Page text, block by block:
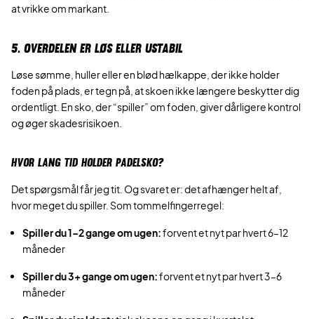
at vrikke om markant.
5. OVERDELEN ER LØS ELLER USTABIL
Løse sømme, huller eller en blød hælkappe, der ikke holder
foden på plads, er tegn på, at skoen ikke længere beskytter dig
ordentligt. En sko, der “spiller” om foden, giver dårligere kontrol
og øger skadesrisikoen.
HVOR LANG TID HOLDER PADELSKO?
Det spørgsmål får jeg tit. Og svaret er: det afhænger helt af,
hvor meget du spiller. Som tommelfingerregel:
Spiller du 1–2 gange om ugen:forvent et nyt par hvert 6–12
måneder
Spiller du 3+ gange om ugen:forvent et nyt par hvert 3–6
måneder